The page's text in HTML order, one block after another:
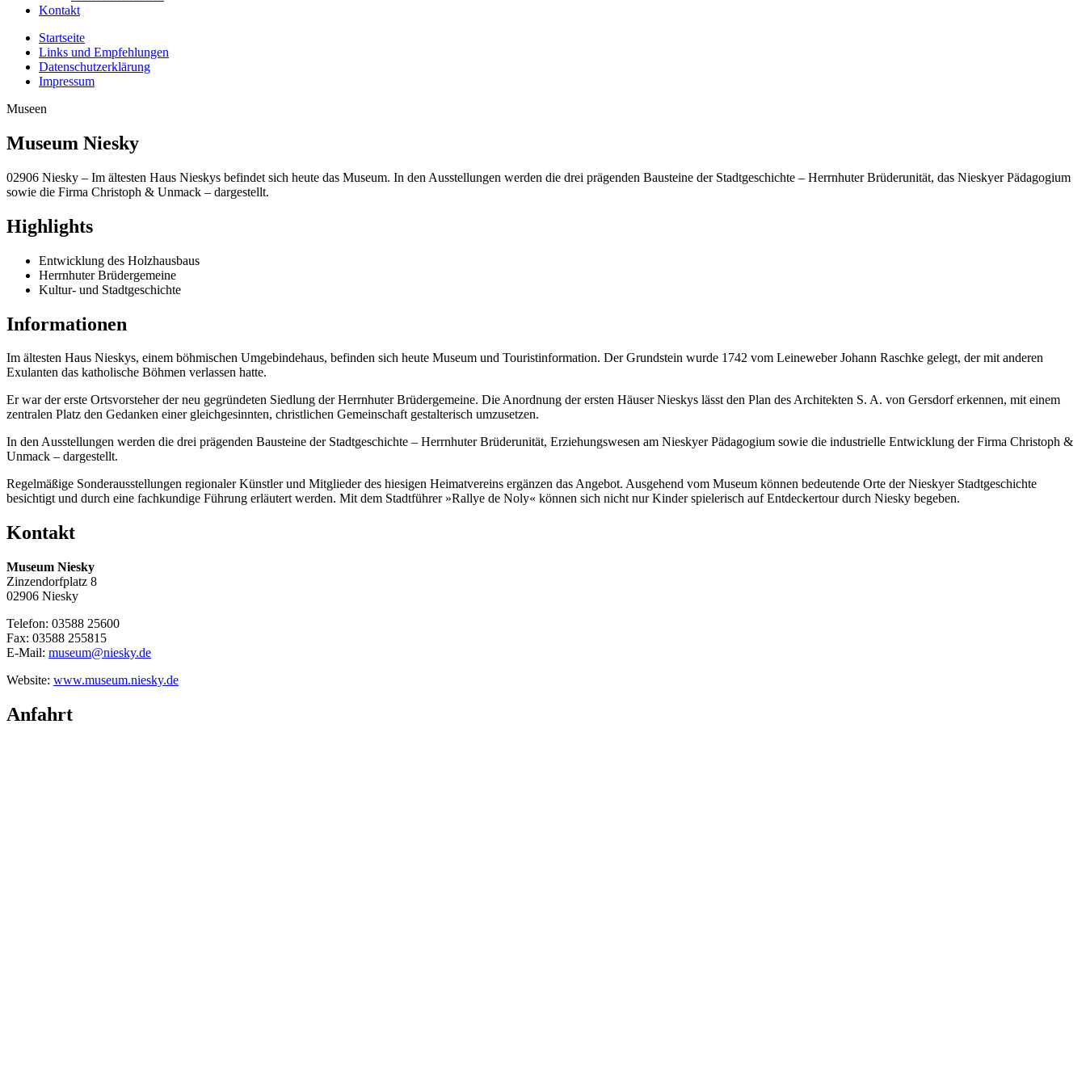
Kontakt
Startseite
Links und Empfehlungen
Datenschutzerklärung
Impressum
Museen
Museum Niesky
02906 Niesky – Im ältesten Haus Nieskys befindet sich heute das Museum. In den Ausstellungen werden die drei prägenden Bausteine der Stadtgeschichte – Herrnhuter Brüderunität, das Nieskyer Pädagogium
sowie die Firma Christoph & Unmack – dargestellt.
Highlights
Entwicklung des Holzhausbaus
Herrnhuter Brüdergemeine
Kultur- und Stadtgeschichte
Informationen
Im ältesten Haus Nieskys, einem böhmischen Umgebindehaus, befinden sich heute Museum und Touristinformation. Der Grundstein wurde 1742 vom Leineweber Johann Raschke gelegt, der mit anderen
Exulanten das katholische Böhmen verlassen hatte.
Er war der erste Ortsvorsteher der neu gegründeten Siedlung der Herrnhuter Brüdergemeine. Die Anordnung der ersten Häuser Nieskys lässt den Plan des Architekten S. A. von Gersdorf erkennen, mit einem
zentralen Platz den Gedanken einer gleichgesinnten, christlichen Gemeinschaft gestalterisch umzusetzen.
In den Ausstellungen werden die drei prägenden Bausteine der Stadtgeschichte – Herrnhuter Brüderunität, Erziehungswesen am Nieskyer Pädagogium sowie die industrielle Entwicklung der Firma Christoph &
Unmack – dargestellt.
Regelmäßige Sonderausstellungen regionaler Künstler und Mitglieder des hiesigen Heimatvereins ergänzen das Angebot. Ausgehend vom Museum können bedeutende Orte der Nieskyer Stadtgeschichte
besichtigt und durch eine fachkundige Führung erläutert werden. Mit dem Stadtführer »Rallye de Noly« können sich nicht nur Kinder spielerisch auf Entdeckertour durch Niesky begeben.
Kontakt
Museum Niesky
Zinzendorfplatz 8
02906 Niesky
Telefon: 03588 25600
Fax: 03588 255815
E-Mail: museum@niesky.de
Website: www.museum.niesky.de
Anfahrt